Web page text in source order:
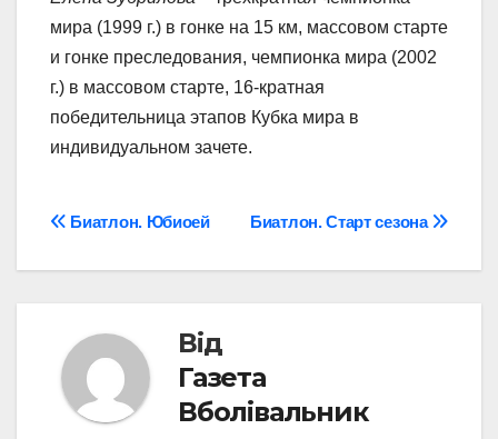
мира (1999 г.) в гонке на 15 км, массовом старте
и гонке преследования, чемпионка мира (2002
г.) в массовом старте, 16-кратная
победительница этапов Кубка мира в
индивидуальном зачете.
Навігація
записів
Биатлон. Старт сезона
Биатлон. Юбиоей
Від
Газета
Вболівальник